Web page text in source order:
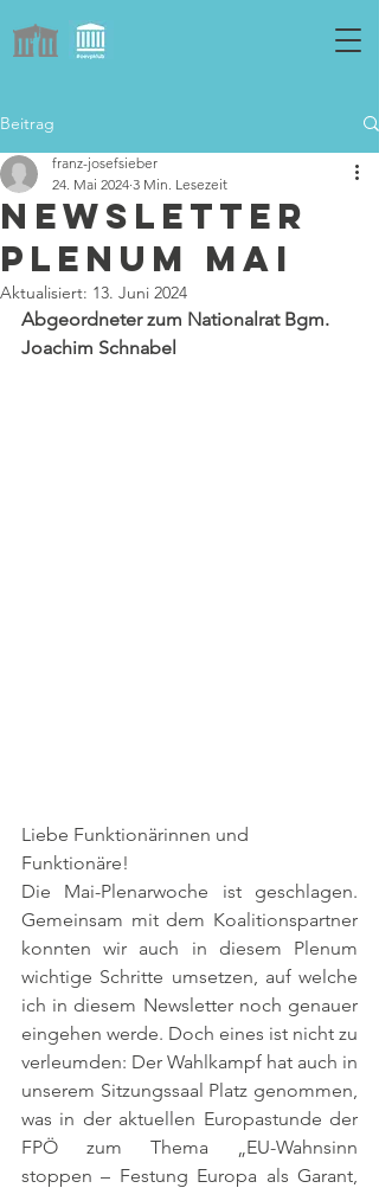
Beitrag
Newsletter
Plenum Mai
franz-josefsieber
24. Mai 2024 3 Min. Lesezeit
Aktualisiert: 13. Juni 2024
Abgeordneter zum Nationalrat Bgm.
Joachim Schnabel
Liebe Funktionärinnen und
Funktionäre!
Die Mai-Plenarwoche ist geschlagen.
Gemeinsam mit dem Koalitionspartner
konnten wir auch in diesem Plenum
wichtige Schritte umsetzen, auf welche
ich in diesem Newsletter noch genauer
eingehen werde. Doch eines ist nicht zu
verleumden: Der Wahlkampf hat auch in
unserem Sitzungssaal Platz genommen,
was in der aktuellen Europastunde der
FPÖ zum Thema „EU-Wahnsinn
stoppen – Festung Europa als Garant,